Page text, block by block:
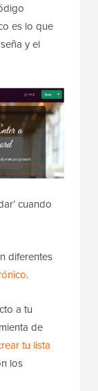
es lo que
y el
cuando
diferentes
.
a tu
de
tu lista
los